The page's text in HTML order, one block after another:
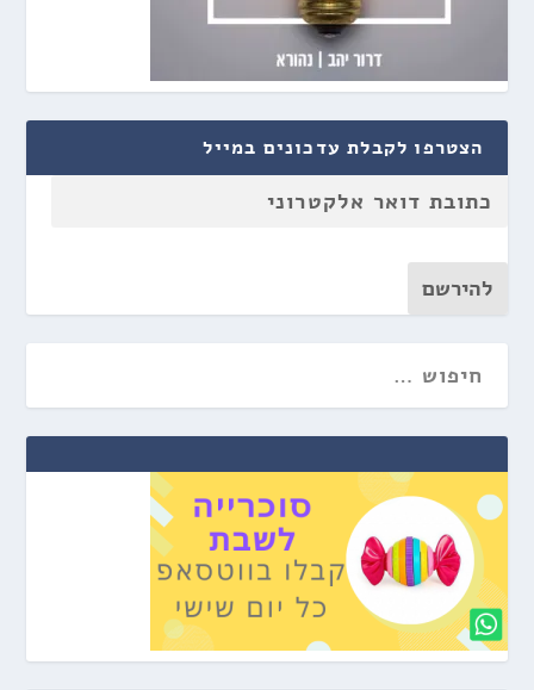
הצטרפו לקבלת עדכונים במייל
להירשם